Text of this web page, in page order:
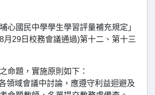
心國民中學學生學習評量補充規定」
月29日校務會議通過)第十二、第十三
命題，實施原則如下：
領域會議中討論，應遵守利益迴避及